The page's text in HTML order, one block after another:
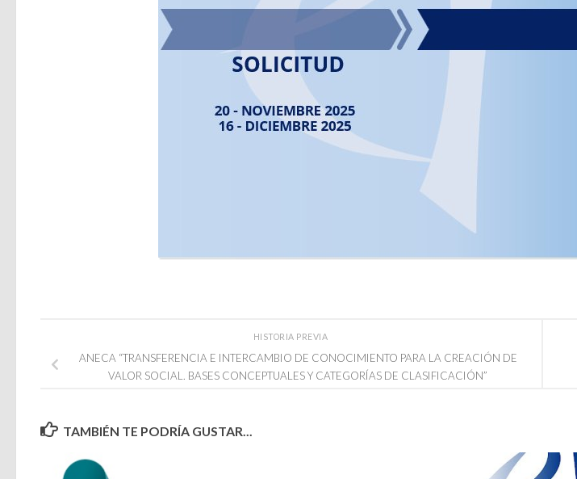
HISTORIA PREVIA
ANECA “TRANSFERENCIA E INTERCAMBIO DE CONOCIMIENTO PARA LA CREACIÓN DE
VALOR SOCIAL. BASES CONCEPTUALES Y CATEGORÍAS DE CLASIFICACIÓN”
TAMBIÉN TE PODRÍA GUSTAR...